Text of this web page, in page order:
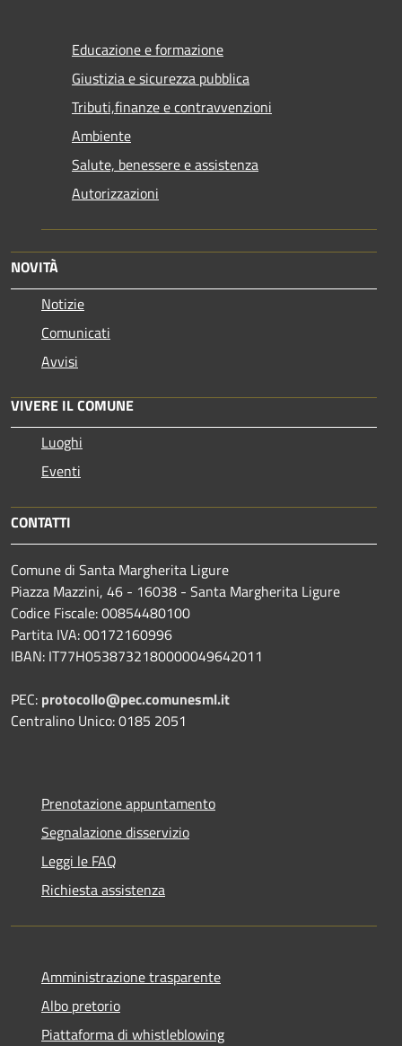
Educazione e formazione
Giustizia e sicurezza pubblica
Tributi,finanze e contravvenzioni
Ambiente
Salute, benessere e assistenza
Autorizzazioni
NOVITÀ
Notizie
Comunicati
Avvisi
VIVERE IL COMUNE
Luoghi
Eventi
CONTATTI
Comune di Santa Margherita Ligure
Piazza Mazzini, 46 - 16038 - Santa Margherita Ligure
Codice Fiscale: 00854480100
Partita IVA: 00172160996
IBAN: IT77H0538732180000049642011
PEC: protocollo@pec.comunesml.it
Centralino Unico: 0185 2051
Prenotazione appuntamento
Segnalazione disservizio
Leggi le FAQ
Richiesta assistenza
Amministrazione trasparente
Albo pretorio
Piattaforma di whistleblowing